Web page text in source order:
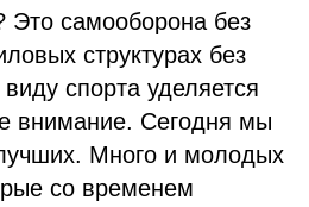
Это самооборона без
структурах без
спорта уделяется
внимание. Сегодня мы
Много и молодых
со временем